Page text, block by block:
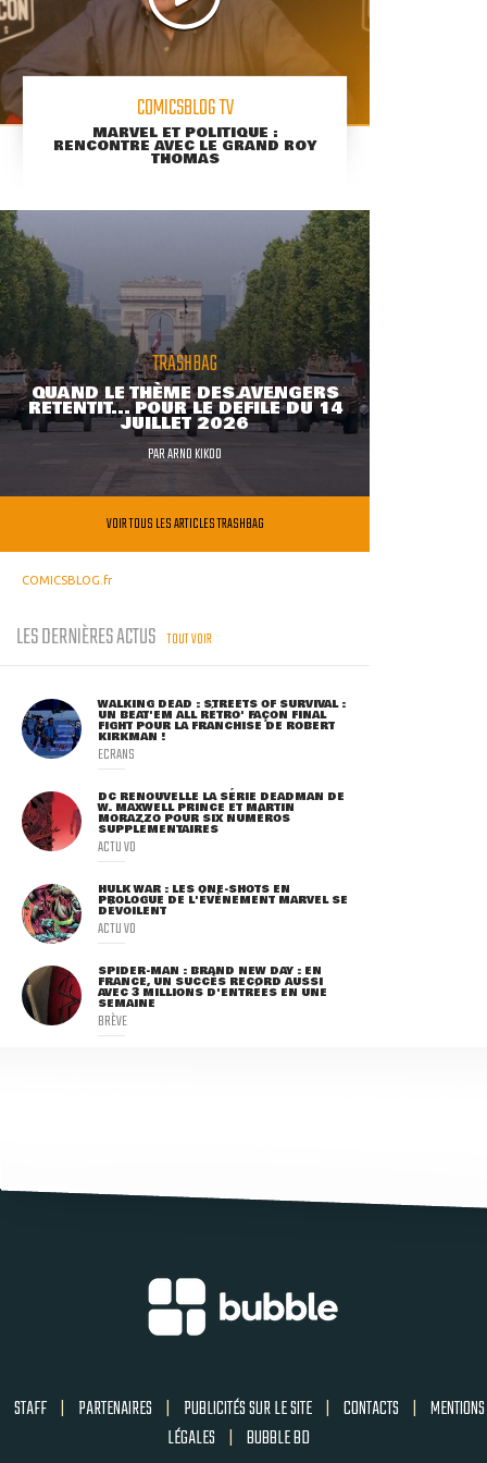
COMICSBLOG TV
MARVEL ET POLITIQUE :
RENCONTRE AVEC LE GRAND ROY
THOMAS
TRASHBAG
QUAND LE THÈME DES AVENGERS
RETENTIT... POUR LE DÉFILÉ DU 14
JUILLET 2026
PARARNO KIKOO
VOIR TOUS LES ARTICLES TRASHBAG
COMICSBLOG.fr
LES DERNIÈRES ACTUS TOUT VOIR
WALKING DEAD : STREETS OF SURVIVAL :
UN BEAT'EM ALL RÉTRO' FAÇON FINAL
FIGHT POUR LA FRANCHISE DE ROBERT
KIRKMAN !
ECRANS
DC RENOUVELLE LA SÉRIE DEADMAN DE
W. MAXWELL PRINCE ET MARTIN
MORAZZO POUR SIX NUMÉROS
SUPPLÉMENTAIRES
ACTU VO
HULK WAR : LES ONE-SHOTS EN
PROLOGUE DE L'ÉVÈNEMENT MARVEL SE
DÉVOILENT
ACTU VO
SPIDER-MAN : BRAND NEW DAY : EN
FRANCE, UN SUCCÈS RECORD AUSSI
AVEC 3 MILLIONS D'ENTRÉES EN UNE
SEMAINE
BRÈVE
STAFF | PARTENAIRES | PUBLICITÉS SUR LE SITE | CONTACTS | MENTIONS
LÉGALES | BUBBLE BD